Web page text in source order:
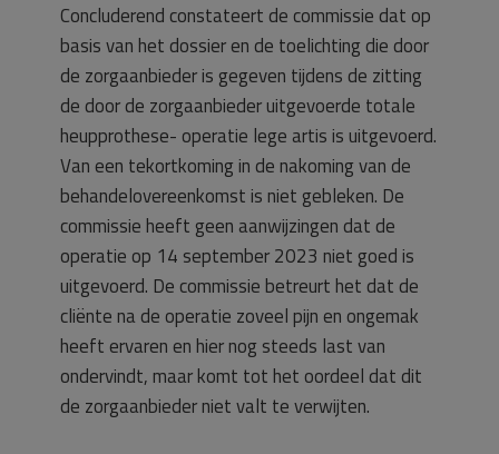
Concluderend constateert de commissie dat op
basis van het dossier en de toelichting die door
de zorgaanbieder is gegeven tijdens de zitting
de door de zorgaanbieder uitgevoerde totale
heupprothese- operatie lege artis is uitgevoerd.
Van een tekortkoming in de nakoming van de
behandelovereenkomst is niet gebleken. De
commissie heeft geen aanwijzingen dat de
operatie op 14 september 2023 niet goed is
uitgevoerd. De commissie betreurt het dat de
cliënte na de operatie zoveel pijn en ongemak
heeft ervaren en hier nog steeds last van
ondervindt, maar komt tot het oordeel dat dit
de zorgaanbieder niet valt te verwijten.